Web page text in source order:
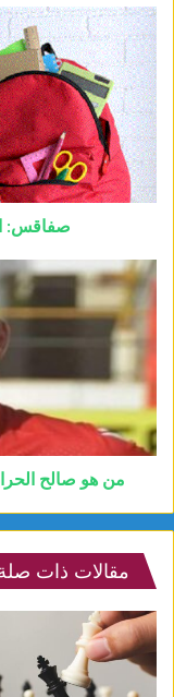
صفاقس:
من هو صالح
مقالات ذات